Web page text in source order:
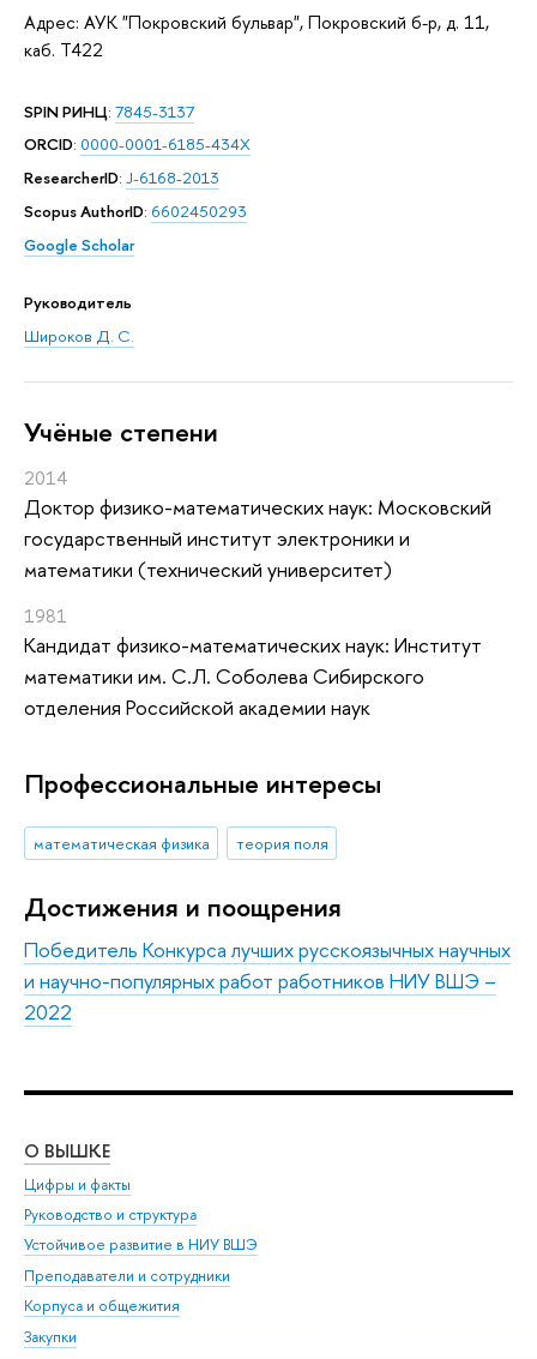
Адрес: АУК "Покровский бульвар", Покровский б-р, д. 11,
каб. T422
SPIN РИНЦ: 7845-3137
ORCID: 0000-0001-6185-434X
ResearcherID: J-6168-2013
Scopus AuthorID: 6602450293
Google Scholar
Руководитель
Широков Д. С.
Учёные степени
2014
Доктор физико-математических наук: Московский
государственный институт электроники и
математики (технический университет)
1981
Кандидат физико-математических наук: Институт
математики им. С.Л. Соболева Сибирского
отделения Российской академии наук
Профессиональные интересы
математическая физика теория поля
Достижения и поощрения
Победитель Конкурса лучших русскоязычных научных
и научно-популярных работ работников НИУ ВШЭ –
2022
О ВЫШКЕ
Цифры и факты
Руководство и структура
Устойчивое развитие в НИУ ВШЭ
Преподаватели и сотрудники
Корпуса и общежития
Закупки